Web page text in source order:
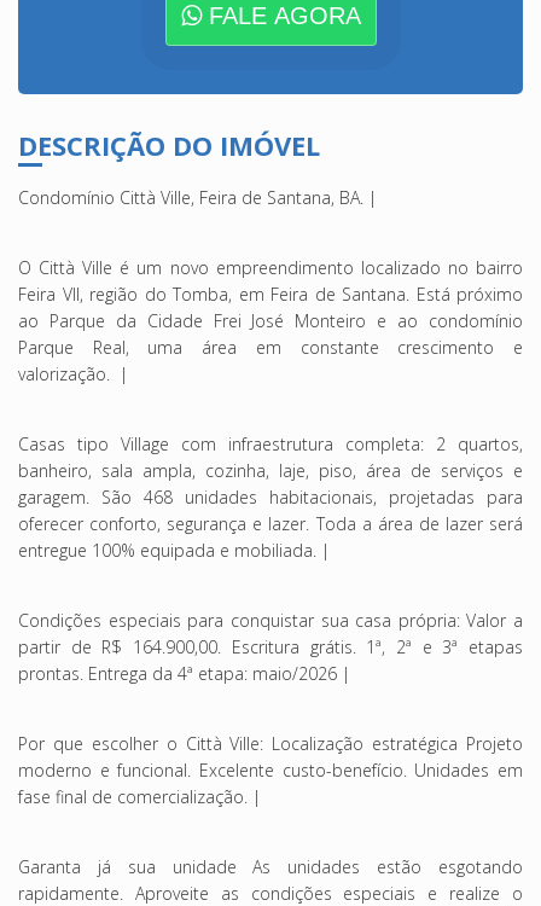
FALE AGORA
DESCRIÇÃO DO IMÓVEL
Condomínio Città Ville, Feira de Santana, BA. |
O Città Ville é um novo empreendimento localizado no bairro
Feira VII, região do Tomba, em Feira de Santana. Está próximo
ao Parque da Cidade Frei José Monteiro e ao condomínio
Parque Real, uma área em constante crescimento e
valorização. |
Casas tipo Village com infraestrutura completa: 2 quartos,
banheiro, sala ampla, cozinha, laje, piso, área de serviços e
garagem. São 468 unidades habitacionais, projetadas para
oferecer conforto, segurança e lazer. Toda a área de lazer será
entregue 100% equipada e mobiliada. |
Condições especiais para conquistar sua casa própria: Valor a
partir de R$ 164.900,00. Escritura grátis. 1ª, 2ª e 3ª etapas
prontas. Entrega da 4ª etapa: maio/2026 |
Por que escolher o Città Ville: Localização estratégica Projeto
moderno e funcional. Excelente custo-benefício. Unidades em
fase final de comercialização. |
Garanta já sua unidade As unidades estão esgotando
rapidamente. Aproveite as condições especiais e realize o